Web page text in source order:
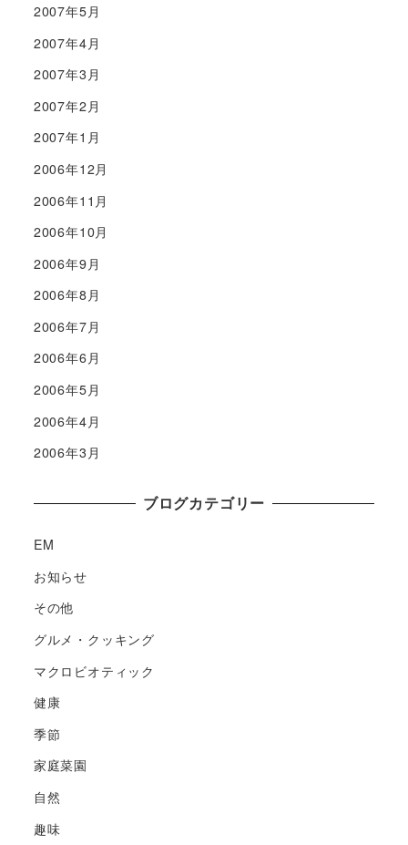
2007年5月
2007年4月
2007年3月
2007年2月
2007年1月
2006年12月
2006年11月
2006年10月
2006年9月
2006年8月
2006年7月
2006年6月
2006年5月
2006年4月
2006年3月
ブログカテゴリー
EM
お知らせ
その他
グルメ・クッキング
マクロビオティック
健康
季節
家庭菜園
自然
趣味